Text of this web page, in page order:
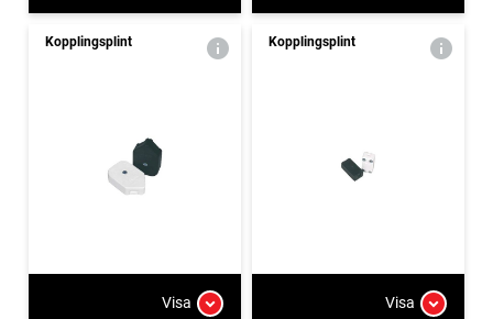
Kopplingsplint
Visa
Kopplingsplint
Visa